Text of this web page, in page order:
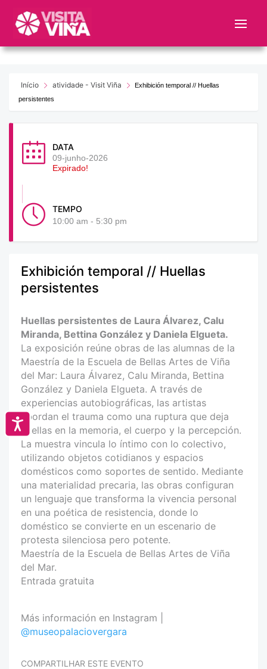
este
web
sistema
Accesibilidad
Início atividade - Visit Viña
Exhibición temporal // Huellas
persistentes
DATA
09-junho-2026
Expirado!
TEMPO
10:00 am - 5:30 pm
Exhibición temporal // Huellas
persistentes
Huellas persistentes de Laura Álvarez, Calu
Miranda, Bettina González y Daniela Elgueta.
La exposición reúne obras de las alumnas de la
Maestría de la Escuela de Bellas Artes de Viña
del Mar: Laura Álvarez, Calu Miranda, Bettina
González y Daniela Elgueta. A través de
experiencias autobiográficas, las artistas
abordan el trauma como una ruptura que deja
huellas en la memoria, el cuerpo y la percepción.
La muestra vincula lo íntimo con lo colectivo,
utilizando objetos cotidianos y espacios
domésticos como soportes de sentido. Mediante
una materialidad precaria, las obras configuran
un lenguaje que transforma la vivencia personal
en una poética de resistencia, donde lo
doméstico se convierte en un escenario de
protesta silenciosa pero potente.
Maestría de la Escuela de Bellas Artes de Viña
del Mar.
Entrada gratuita
Más información en Instagram |
@museopalaciovergara
COMPARTILHAR ESTE EVENTO